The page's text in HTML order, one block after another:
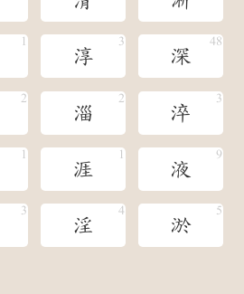
淳 深
淄 淬
涯 液
淫 淤